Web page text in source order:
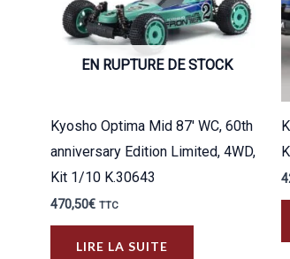
EN RUPTURE DE STOCK
Kyosho Optima Mid 87′ WC, 60th
anniversary Edition Limited, 4WD,
Kit 1/10 K.30643
470,50€ TTC
LIRE LA SUITE